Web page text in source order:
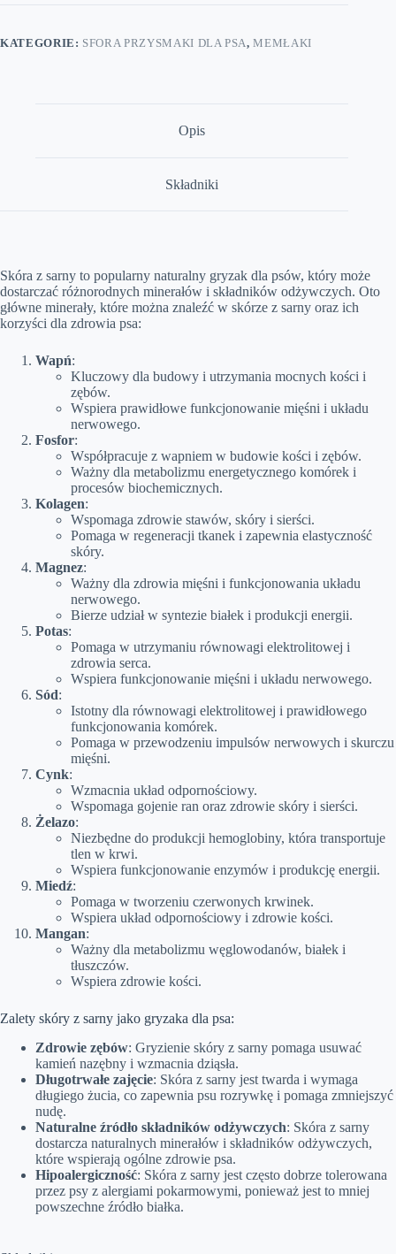
KATEGORIE: SFORA PRZYSMAKI DLA PSA,MEMŁAKI
Opis
Składniki
Skóra z sarny to popularny naturalny gryzak dla psów, który może
dostarczać różnorodnych minerałów i składników odżywczych. Oto
główne minerały, które można znaleźć w skórze z sarny oraz ich
korzyści dla zdrowia psa:
Wapń:
Kluczowy dla budowy i utrzymania mocnych kości i
zębów.
Wspiera prawidłowe funkcjonowanie mięśni i układu
nerwowego.
Fosfor:
Współpracuje z wapniem w budowie kości i zębów.
Ważny dla metabolizmu energetycznego komórek i
procesów biochemicznych.
Kolagen:
Wspomaga zdrowie stawów, skóry i sierści.
Pomaga w regeneracji tkanek i zapewnia elastyczność
skóry.
Magnez:
Ważny dla zdrowia mięśni i funkcjonowania układu
nerwowego.
Bierze udział w syntezie białek i produkcji energii.
Potas:
Pomaga w utrzymaniu równowagi elektrolitowej i
zdrowia serca.
Wspiera funkcjonowanie mięśni i układu nerwowego.
Sód:
Istotny dla równowagi elektrolitowej i prawidłowego
funkcjonowania komórek.
Pomaga w przewodzeniu impulsów nerwowych i skurczu
mięśni.
Cynk:
Wzmacnia układ odpornościowy.
Wspomaga gojenie ran oraz zdrowie skóry i sierści.
Żelazo:
Niezbędne do produkcji hemoglobiny, która transportuje
tlen w krwi.
Wspiera funkcjonowanie enzymów i produkcję energii.
Miedź:
Pomaga w tworzeniu czerwonych krwinek.
Wspiera układ odpornościowy i zdrowie kości.
Mangan:
Ważny dla metabolizmu węglowodanów, białek i
tłuszczów.
Wspiera zdrowie kości.
Zalety skóry z sarny jako gryzaka dla psa:
Zdrowie zębów: Gryzienie skóry z sarny pomaga usuwać
kamień nazębny i wzmacnia dziąsła.
Długotrwałe zajęcie: Skóra z sarny jest twarda i wymaga
długiego żucia, co zapewnia psu rozrywkę i pomaga zmniejszyć
nudę.
Naturalne źródło składników odżywczych: Skóra z sarny
dostarcza naturalnych minerałów i składników odżywczych,
które wspierają ogólne zdrowie psa.
Hipoalergiczność: Skóra z sarny jest często dobrze tolerowana
przez psy z alergiami pokarmowymi, ponieważ jest to mniej
powszechne źródło białka.